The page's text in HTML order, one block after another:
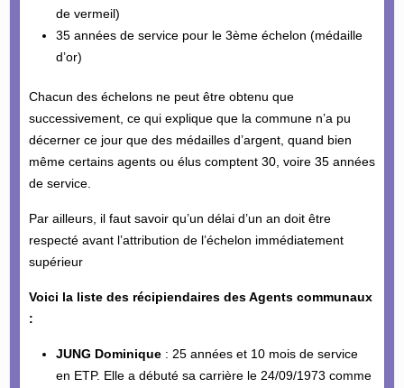
de vermeil)
35 années de service pour le 3ème échelon (médaille
d’or)
Chacun des échelons ne peut être obtenu que
successivement, ce qui explique que la commune n’a pu
décerner ce jour que des médailles d’argent, quand bien
même certains agents ou élus comptent 30, voire 35 années
de service.
Par ailleurs, il faut savoir qu’un délai d’un an doit être
respecté avant l’attribution de l’échelon immédiatement
supérieur
Voici la liste des récipiendaires des Agents communaux
:
JUNG Dominique: 25 années et 10 mois de service
en ETP. Elle a débuté sa carrière le 24/09/1973 comme